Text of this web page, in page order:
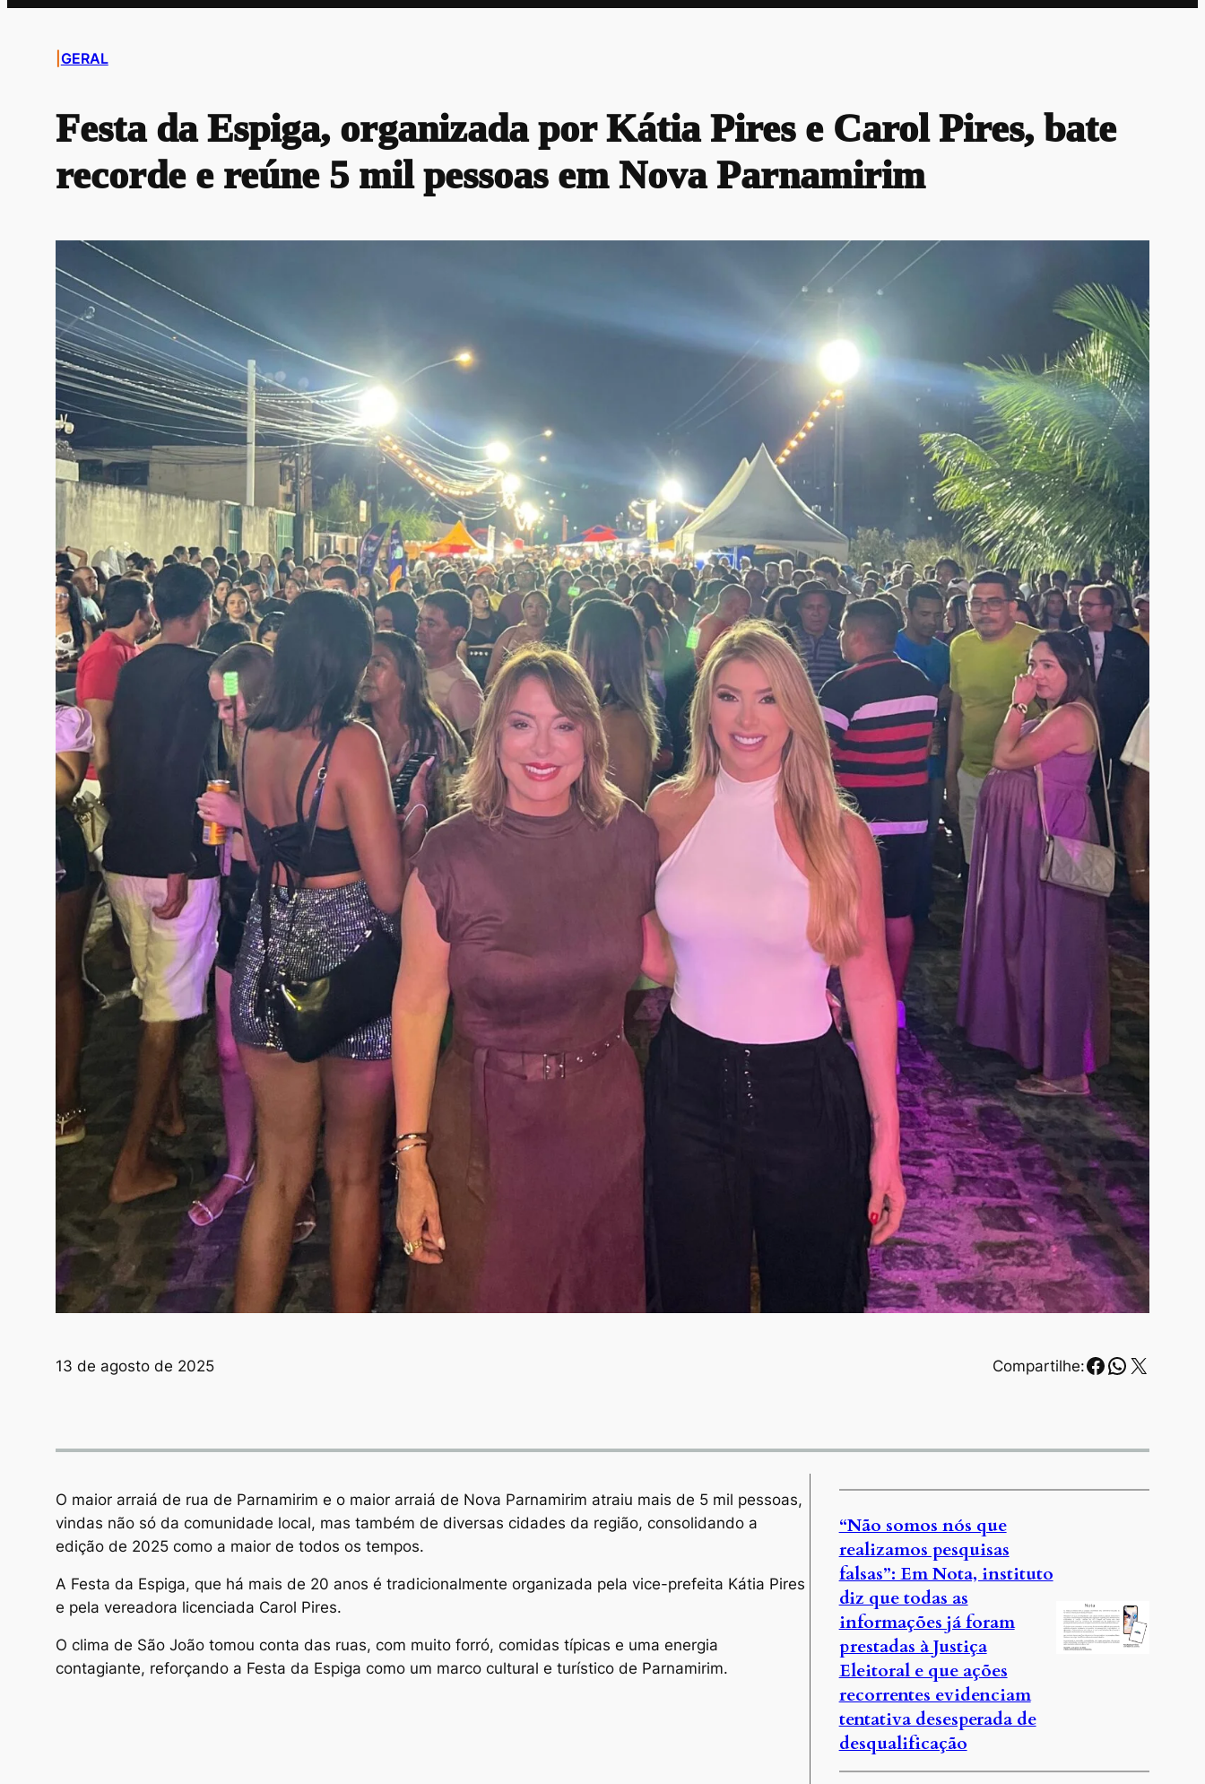
GERAL
Festa da Espiga, organizada por Kátia Pires e Carol Pires, bate
recorde e reúne 5 mil pessoas em Nova Parnamirim
13 de agosto de 2025 Compartilhe:Facebook
X
O maior arraiá de rua de Parnamirim e o maior arraiá de Nova Parnamirim atraiu mais de 5 mil pessoas,
vindas não só da comunidade local, mas também de diversas cidades da região, consolidando a
edição de 2025 como a maior de todos os tempos.
A Festa da Espiga, que há mais de 20 anos é tradicionalmente organizada pela vice-prefeita Kátia Pires
e pela vereadora licenciada Carol Pires.
O clima de São João tomou conta das ruas, com muito forró, comidas típicas e uma energia
contagiante, reforçando a Festa da Espiga como um marco cultural e turístico de Parnamirim.
“Não somos nós que
realizamos pesquisas
falsas”: Em Nota, instituto
diz que todas as
informações já foram
prestadas à Justiça
Eleitoral e que ações
recorrentes evidenciam
tentativa desesperada de
desqualificação